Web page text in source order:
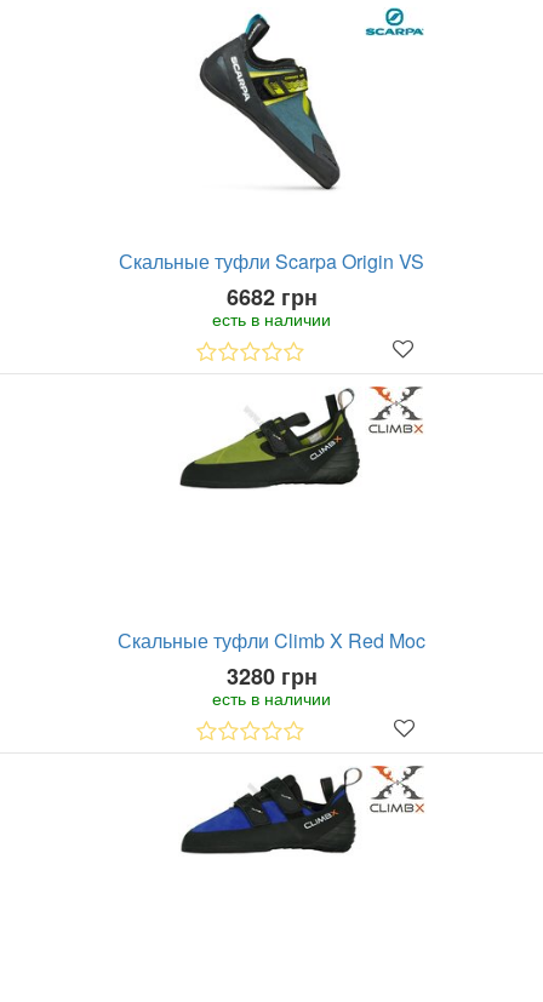
Скальные туфли Scarpa Origin VS
6682 грн
есть в наличии
Скальные туфли Climb X Red Moc
3280 грн
есть в наличии